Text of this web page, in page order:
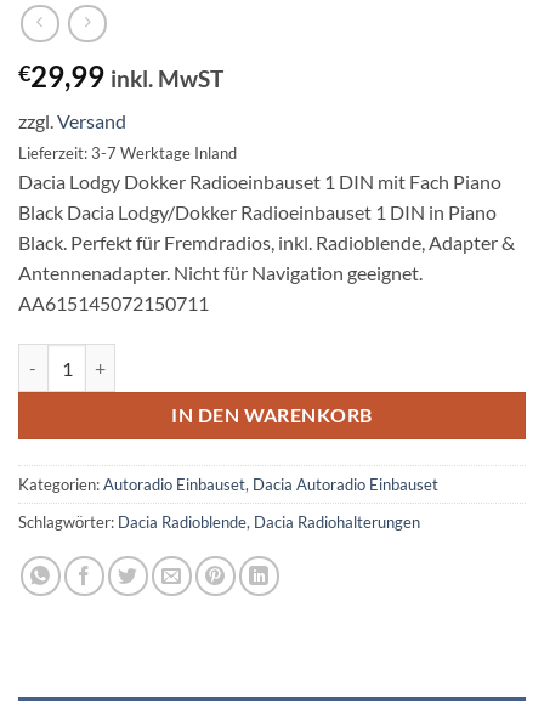
€29,99 inkl. MwST
zzgl.Versand
Lieferzeit: 3-7 Werktage Inland
Dacia Lodgy Dokker Radioeinbauset 1 DIN mit Fach Piano
Black Dacia Lodgy/Dokker Radioeinbauset 1 DIN in Piano
Black. Perfekt für Fremdradios, inkl. Radioblende, Adapter &
Antennenadapter. Nicht für Navigation geeignet.
AA615145072150711
IN DEN WARENKORB
Kategorien:Autoradio Einbauset, Dacia Autoradio Einbauset
Schlagwörter: Dacia Radioblende, Dacia Radiohalterungen